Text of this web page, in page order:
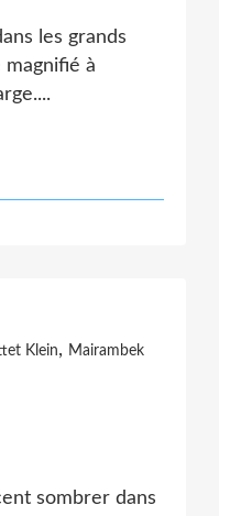
les grands
à
Klein, Mairambek
sombrer dans